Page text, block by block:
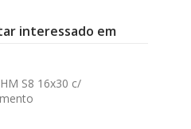
interessado em